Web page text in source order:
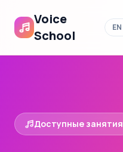
Voice
School
EN
Доступные занятия